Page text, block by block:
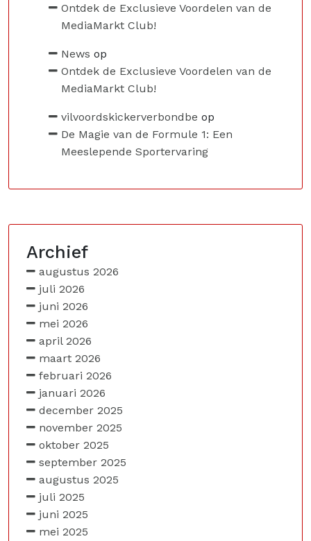
Ontdek de Exclusieve Voordelen van de
MediaMarkt Club!
News op
Ontdek de Exclusieve Voordelen van de
MediaMarkt Club!
vilvoordskickerverbondbe op
De Magie van de Formule 1: Een
Meeslepende Sportervaring
Archief
augustus 2026
juli 2026
juni 2026
mei 2026
april 2026
maart 2026
februari 2026
januari 2026
december 2025
november 2025
oktober 2025
september 2025
augustus 2025
juli 2025
juni 2025
mei 2025